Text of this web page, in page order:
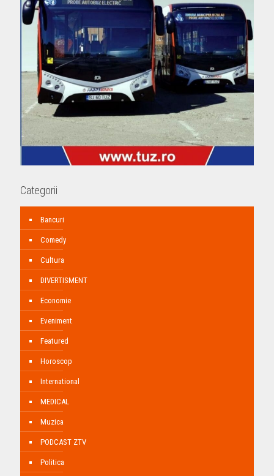
Categorii
Bancuri
Comedy
Cultura
DIVERTISMENT
Economie
Eveniment
Featured
Horoscop
International
MEDICAL
Muzica
PODCAST ZTV
Politica